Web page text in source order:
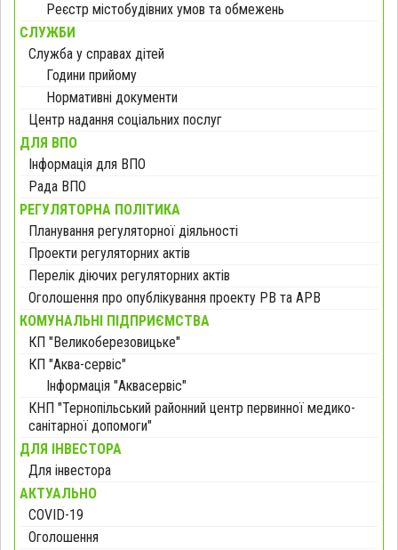
Реєстр містобудівних умов та обмежень
СЛУЖБИ
Служба у справах дітей
Години прийому
Нормативні документи
Центр надання соціальних послуг
ДЛЯ ВПО
Інформація для ВПО
Рада ВПО
РЕГУЛЯТОРНА ПОЛІТИКА
Планування регуляторної діяльності
Проекти регуляторних актів
Перелік діючих регуляторних актів
Оголошення про опублікування проекту РВ та АРВ
КОМУНАЛЬНІ ПІДПРИЄМСТВА
КП "Великоберезовицьке"
КП "Аква-сервіс"
Інформація "Аквасервіс"
КНП "Тернопільський районний центр первинної медико-
санітарної допомоги"
ДЛЯ ІНВЕСТОРА
Для інвестора
АКТУАЛЬНО
COVID-19
Оголошення